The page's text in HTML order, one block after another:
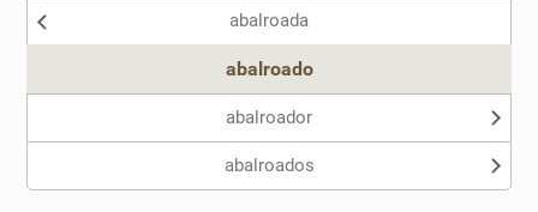
Sinônimos
abalroada
abalroado
abalroador
abalroados